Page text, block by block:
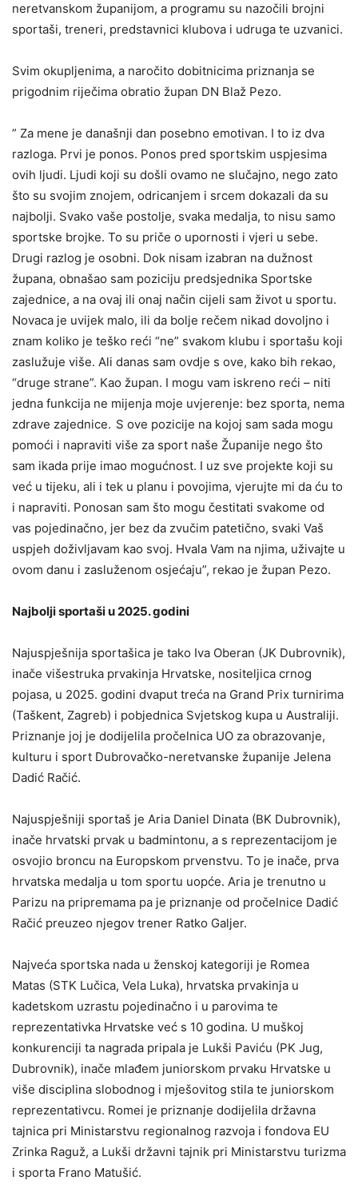
neretvanskom županijom, a programu su nazočili brojni
sportaši, treneri, predstavnici klubova i udruga te uzvanici.
Svim okupljenima, a naročito dobitnicima priznanja se
prigodnim riječima obratio župan DN Blaž Pezo.
” Za mene je današnji dan posebno emotivan. I to iz dva
razloga. Prvi je ponos. Ponos pred sportskim uspjesima
ovih ljudi. Ljudi koji su došli ovamo ne slučajno, nego zato
što su svojim znojem, odricanjem i srcem dokazali da su
najbolji. Svako vaše postolje, svaka medalja, to nisu samo
sportske brojke. To su priče o upornosti i vjeri u sebe.
Drugi razlog je osobni. Dok nisam izabran na dužnost
župana, obnašao sam poziciju predsjednika Sportske
zajednice, a na ovaj ili onaj način cijeli sam život u sportu.
Novaca je uvijek malo, ili da bolje rečem nikad dovoljno i
znam koliko je teško reći “ne” svakom klubu i sportašu koji
zaslužuje više. Ali danas sam ovdje s ove, kako bih rekao,
“druge strane”. Kao župan. I mogu vam iskreno reći – niti
jedna funkcija ne mijenja moje uvjerenje: bez sporta, nema
zdrave zajednice. S ove pozicije na kojoj sam sada mogu
pomoći i napraviti više za sport naše Županije nego što
sam ikada prije imao mogućnost. I uz sve projekte koji su
već u tijeku, ali i tek u planu i povojima, vjerujte mi da ću to
i napraviti. Ponosan sam što mogu čestitati svakome od
vas pojedinačno, jer bez da zvučim patetično, svaki Vaš
uspjeh doživljavam kao svoj. Hvala Vam na njima, uživajte u
ovom danu i zasluženom osjećaju”, rekao je župan Pezo.
Najbolji sportaši u 2025. godini
Najuspješnija sportašica je tako Iva Oberan (JK Dubrovnik),
inače višestruka prvakinja Hrvatske, nositeljica crnog
pojasa, u 2025. godini dvaput treća na Grand Prix turnirima
(Taškent, Zagreb) i pobjednica Svjetskog kupa u Australiji.
Priznanje joj je dodijelila pročelnica UO za obrazovanje,
kulturu i sport Dubrovačko-neretvanske županije Jelena
Dadić Račić.
Najuspješniji sportaš je Aria Daniel Dinata (BK Dubrovnik),
inače hrvatski prvak u badmintonu, a s reprezentacijom je
osvojio broncu na Europskom prvenstvu. To je inače, prva
hrvatska medalja u tom sportu uopće. Aria je trenutno u
Parizu na pripremama pa je priznanje od pročelnice Dadić
Račić preuzeo njegov trener Ratko Galjer.
Najveća sportska nada u ženskoj kategoriji je Romea
Matas (STK Lučica, Vela Luka), hrvatska prvakinja u
kadetskom uzrastu pojedinačno i u parovima te
reprezentativka Hrvatske već s 10 godina. U muškoj
konkurenciji ta nagrada pripala je Lukši Paviću (PK Jug,
Dubrovnik), inače mlađem juniorskom prvaku Hrvatske u
više disciplina slobodnog i mješovitog stila te juniorskom
reprezentativcu. Romei je priznanje dodijelila državna
tajnica pri Ministarstvu regionalnog razvoja i fondova EU
Zrinka Raguž, a Lukši državni tajnik pri Ministarstvu turizma
i sporta Frano Matušić.